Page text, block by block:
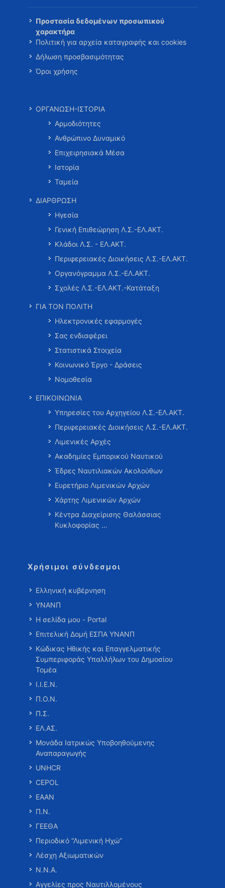
Προστασία δεδομένων προσωπικού
χαρακτήρα
Πολιτική για αρχεία καταγραφής και cookies
Δήλωση προσβασιμότητας
Όροι χρήσης
ΟΡΓΑΝΩΣΗ-ΙΣΤΟΡΙΑ
Αρμοδιότητες
Ανθρώπινο Δυναμικό
Επιχειρησιακά Μέσα
Ιστορία
Ταμεία
ΔΙΑΡΘΡΩΣΗ
Ηγεσία
Γενική Επιθεώρηση Λ.Σ.-ΕΛ.ΑΚΤ.
Κλάδοι Λ.Σ. - ΕΛ.ΑΚΤ.
Περιφερειακές Διοικήσεις Λ.Σ.-ΕΛ.ΑΚΤ.
Οργανόγραμμα Λ.Σ.-ΕΛ.ΑΚΤ.
Σχολές Λ.Σ.-ΕΛ.ΑΚΤ.-Κατάταξη
ΓΙΑ ΤΟΝ ΠΟΛΙΤΗ
Ηλεκτρονικές εφαρμογές
Σας ενδιαφέρει
Στατιστικά Στοιχεία
Κοινωνικό Έργο - Δράσεις
Νομοθεσία
ΕΠΙΚΟΙΝΩΝΙΑ
Υπηρεσίες του Αρχηγείου Λ.Σ.-ΕΛ.ΑΚΤ.
Περιφερειακές Διοικήσεις Λ.Σ.-ΕΛ.ΑΚΤ.
Λιμενικές Αρχές
Ακαδημίες Εμπορικού Ναυτικού
Έδρες Ναυτιλιακών Ακολούθων
Ευρετήριο Λιμενικών Αρχών
Χάρτης Λιμενικών Αρχών
Κέντρα Διαχείρισης Θαλάσσιας
Κυκλοφορίας …
Χρήσιμοι σύνδεσμοι
Ελληνική κυβέρνηση
ΥΝΑΝΠ
Η σελίδα μου - Portal
Επιτελική Δομή ΕΣΠΑ ΥΝΑΝΠ
Κώδικας Ηθικής και Επαγγελματικής
Συμπεριφοράς Υπαλλήλων του Δημοσίου
Τομέα
Ι.Ι.Ε.Ν.
Π.Ο.Ν.
Π.Σ.
ΕΛ.ΑΣ.
Μονάδα Ιατρικώς Υποβοηθούμενης
Αναπαραγωγής
UNHCR
CEPOL
ΕΑΑΝ
Π.Ν.
ΓΕΕΘΑ
Περιοδικό “Λιμενική Ηχώ”
Λέσχη Αξιωματικών
Ν.Ν.Α.
Αγγελίες προς Ναυτιλλομένους